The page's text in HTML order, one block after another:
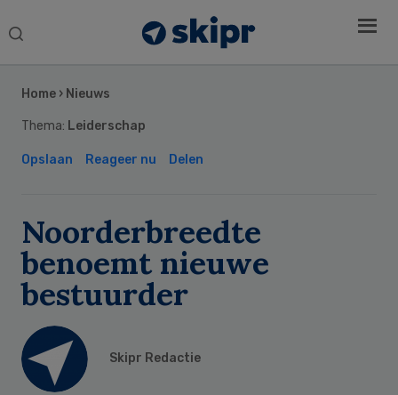
Search
Home › Nieuws
Thema: Leiderschap
Opslaan Reageer nu Delen
Noorderbreedte
benoemt nieuwe
bestuurder
Skipr Redactie
Sidebar